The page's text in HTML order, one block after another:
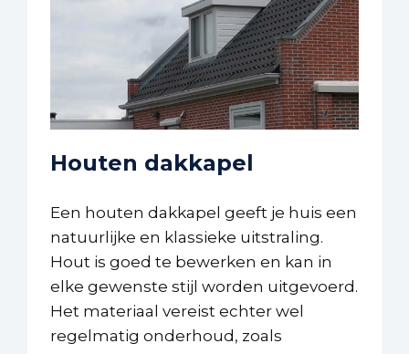
Houten dakkapel
Een houten dakkapel geeft je huis een
natuurlijke en klassieke uitstraling.
Hout is goed te bewerken en kan in
elke gewenste stijl worden uitgevoerd.
Het materiaal vereist echter wel
regelmatig onderhoud, zoals